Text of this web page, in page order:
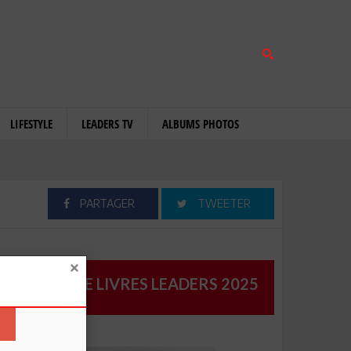
LIFESTYLE LEADERS TV ALBUMS PHOTOS
PARTAGER TWEETER
CATALOGUE LIVRES LEADERS 2025